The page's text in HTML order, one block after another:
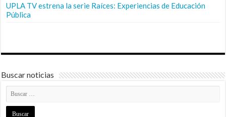
UPLA TV estrena la serie Raíces: Experiencias de Educación
Pública
Buscar noticias